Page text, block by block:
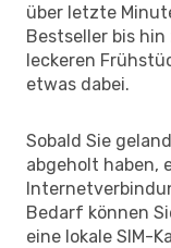
über letzte
Bestseller bis hin
leckeren
etwas dabei.
Sobald Sie
abgeholt haben,
Bedarf können
eine lokale SIM-